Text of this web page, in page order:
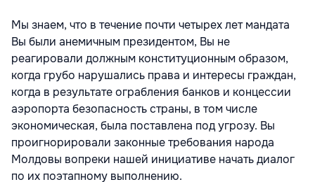
Мы знаем, что в течение почти четырех лет мандата
Вы были анемичным президентом, Вы не
реагировали должным конституционным образом,
когда грубо нарушались права и интересы граждан,
когда в результате ограбления банков и концессии
аэропорта безопасность страны, в том числе
экономическая, была поставлена под угрозу. Вы
проигнорировали законные требования народа
Молдовы вопреки нашей инициативе начать диалог
по их поэтапному выполнению.